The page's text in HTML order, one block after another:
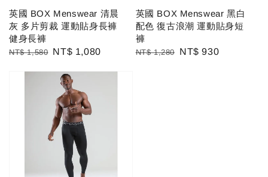
英國 BOX Menswear 清晨
灰 多片剪裁 運動貼身長褲
健身長褲
Regular
NT$ 1,580 Sale
NT$ 1,080
英國 BOX Menswear 黑白
配色 復古浪潮 運動貼身短
褲
Regular
NT$ 1,280
Sale
NT$ 930